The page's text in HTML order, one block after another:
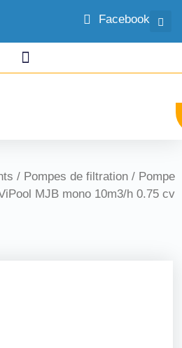
Facebook
/ Pompes de filtration / Pompe
MJB mono 10m3/h 0.75 cv